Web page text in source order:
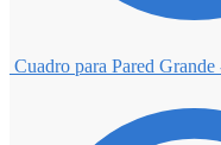
Cuadro para Pared